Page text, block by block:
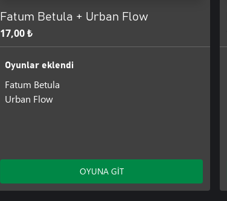
Fatum Betula + Urban Flow
17,00 ₺
Oyunlar eklendi
Fatum Betula
Urban Flow
OYUNA GİT